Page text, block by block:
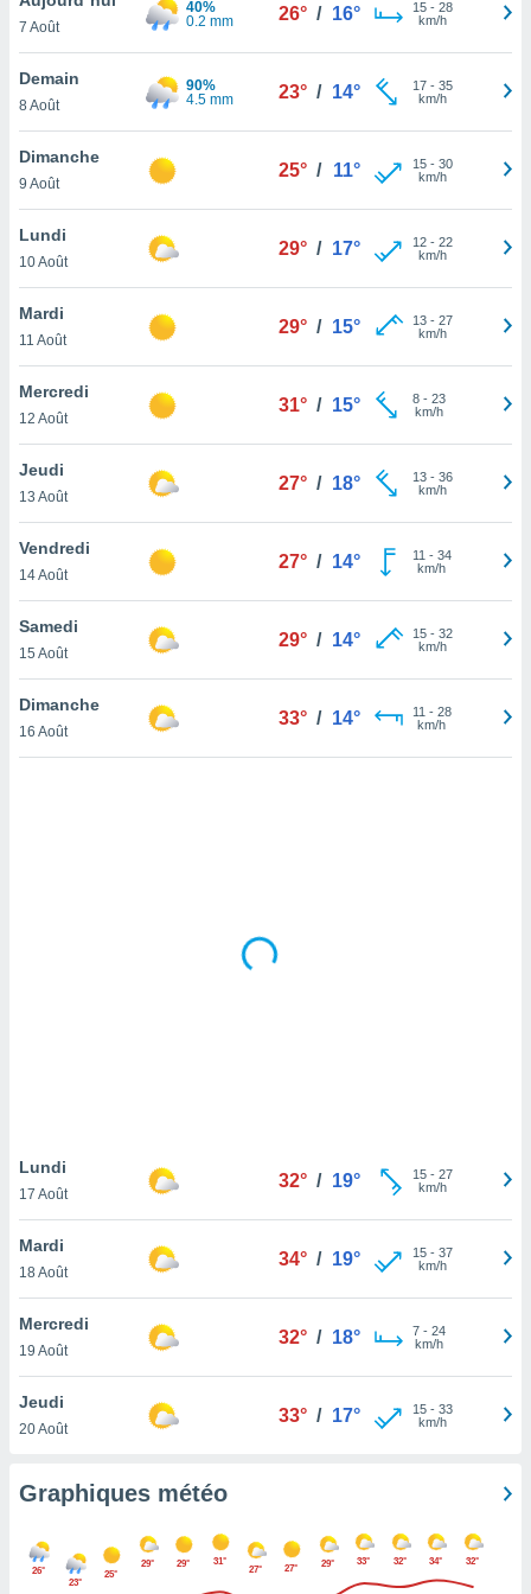
et
»,
au
vous
qu'ils
ou
le
ainsi
un
la
du
en
de
pas
de
à
cas,
que
sur le
ne
7 Août
40%
0.2 mm
26° / 16° 15- 28
km/h
Demain
8 Août
90%
4.5 mm
23° / 14° 17- 35
km/h
Dimanche
9 Août
25° / 11° 15- 30
km/h
Lundi
10 Août
29° / 17° 12- 22
km/h
Mardi
11 Août
29° / 15° 13- 27
km/h
Mercredi
12 Août
31° / 15° 8- 23
km/h
Jeudi
13 Août
27° / 18° 13- 36
km/h
Vendredi
14 Août
27° / 14° 11 - 34
km/h
Samedi
15 Août
29° / 14° 15- 32
km/h
Dimanche
16 Août
33° / 14° 11 - 28
km/h
Lundi
17 Août
32° / 19° 15- 27
km/h
Mardi
18 Août
34° / 19° 15- 37
km/h
Mercredi
19 Août
32° / 18° 7- 24
km/h
Jeudi
20 Août
33° / 17° 15- 33
km/h
Graphiques météo
26°
23°
25°
29° 29° 31°
27° 27° 29° 33° 32° 34° 32°